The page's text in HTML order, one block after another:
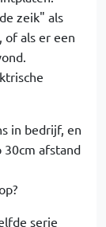
zeik" als
of als er een
in bedrijf, en
30cm afstand
serie